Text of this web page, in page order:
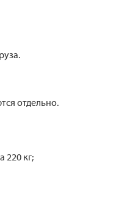
отдельно.
220 кг;